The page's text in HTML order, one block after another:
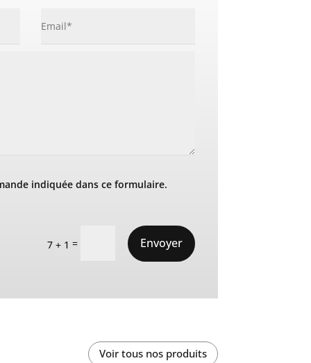
indiquée dans ce formulaire.
7 + 1 = Envoyer
Voir tous nos produits